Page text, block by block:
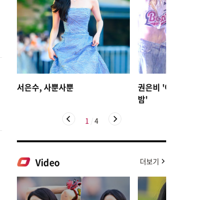
서은수, 사뿐사뿐
권은비 '야구장 더
밤'
1 4
Video 더보기